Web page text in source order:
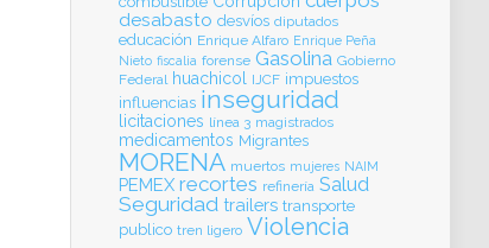
desabasto desvíos diputados
educación Enrique Alfaro Enrique Peña
Nieto fiscalia forense Gasolina Gobierno
Federal huachicol IJCF impuestos
influencias inseguridad
licitaciones línea 3 magistrados
medicamentos Migrantes
MORENA muertos mujeres NAIM
PEMEX recortes refinería Salud
Seguridad trailers transporte
publico tren ligero Violencia